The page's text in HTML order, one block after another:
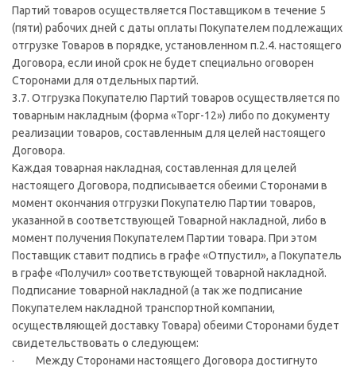
Партий товаров осуществляется Поставщиком в течение 5
(пяти) рабочих дней с даты оплаты Покупателем подлежащих
отгрузке Товаров в порядке, установленном п.2.4. настоящего
Договора, если иной срок не будет специально оговорен
Сторонами для отдельных партий.
3.7. Отгрузка Покупателю Партий товаров осуществляется по
товарным накладным (форма «Торг-12») либо по документу
реализации товаров, составленным для целей настоящего
Договора.
Каждая товарная накладная, составленная для целей
настоящего Договора, подписывается обеими Сторонами в
момент окончания отгрузки Покупателю Партии товаров,
указанной в соответствующей Товарной накладной, либо в
момент получения Покупателем Партии товара. При этом
Поставщик ставит подпись в графе «Отпустил», а Покупатель
в графе «Получил» соответствующей товарной накладной.
Подписание товарной накладной (а так же подписание
Покупателем накладной транспортной компании,
осуществляющей доставку Товара) обеими Сторонами будет
свидетельствовать о следующем:
· Между Сторонами настоящего Договора достигнуто